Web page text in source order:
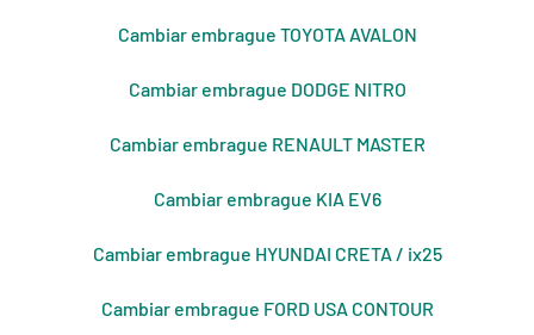
Cambiar embrague TOYOTA AVALON
Cambiar embrague DODGE NITRO
Cambiar embrague RENAULT MASTER
Cambiar embrague KIA EV6
Cambiar embrague HYUNDAI CRETA / ix25
Cambiar embrague FORD USA CONTOUR